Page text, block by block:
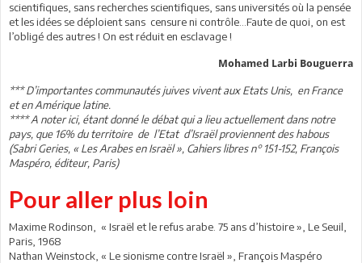
scientifiques, sans recherches scientifiques, sans universités où la pensée
et les idées se déploient sans censure ni contrôle…Faute de quoi, on est
l’obligé des autres ! On est réduit en esclavage !
Mohamed Larbi Bouguerra
*** D’importantes communautés juives vivent aux Etats Unis, en France
et en Amérique latine.
**** A noter ici, étant donné le débat qui a lieu actuellement dans notre
pays, que 16% du territoire de l’Etat d’Israël proviennent des habous
(Sabri Geries, « Les Arabes en Israël », Cahiers libres n° 151-152, François
Maspéro, éditeur, Paris)
Pour aller plus loin
Maxime Rodinson, « Israël et le refus arabe. 75 ans d’histoire », Le Seuil,
Paris, 1968
Nathan Weinstock, « Le sionisme contre Israël », François Maspéro